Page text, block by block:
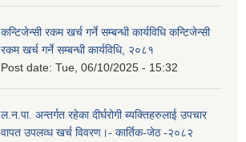
कन्टिजेन्सी रकम खर्च गर्ने सम्बन्धी कार्यविधि कन्टिजेन्सी
रकम खर्च गर्ने सम्बन्धी कार्यविधि, २०८१
Post date: Tue, 06/10/2025 - 15:32
ल.न.पा. अन्तर्गत रहेका दीर्घरोगी ब्यक्तिहरुलाई उपचार
वापत उपलव्ध खर्च विवरण।- कार्तिक-जेठ -२०८२